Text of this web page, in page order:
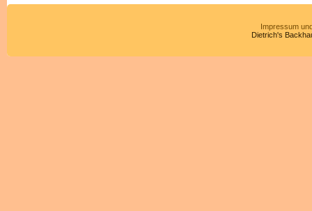
Impressum
Dietrich's